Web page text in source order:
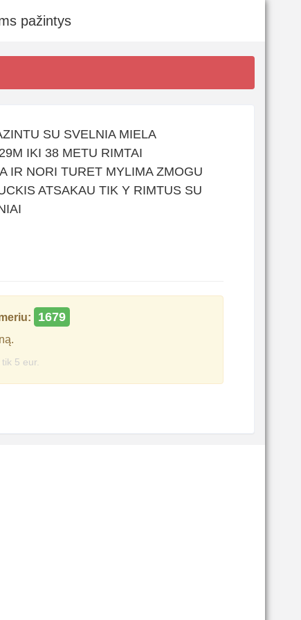
pažintys
SU SVELNIA MIELA
IKI 38 METU RIMTAI
IR NORI TURET MYLIMA ZMOGU
ATSAKAU TIK Y RIMTUS SU
1679
5 eur.